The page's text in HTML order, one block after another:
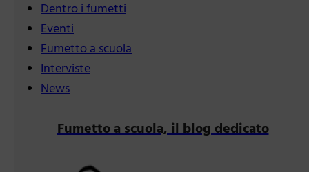
Dentro i fumetti
Eventi
Fumetto a scuola
Interviste
News
Fumetto a scuola, il blog dedicato